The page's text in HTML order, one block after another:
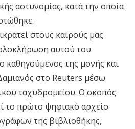
αστυνομίας, κατά την οποία
στους καιρούς μας
αυτού του
καθηγούμενος της μονής και
στο Reuters μέσω
ταχυδρομείου. Ο σκοπός
το πρώτο ψηφιακό αρχείο
της βιβλιοθήκης,